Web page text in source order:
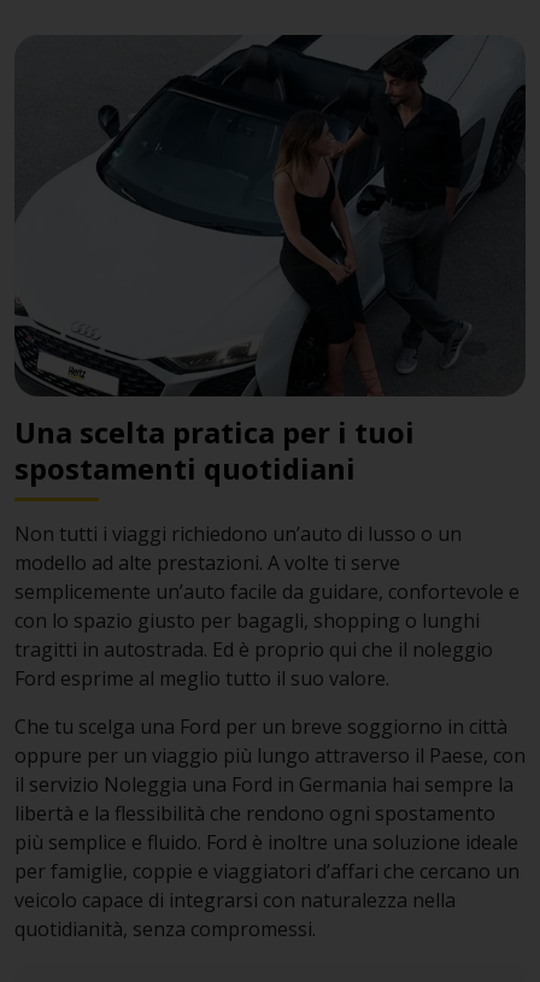
Una scelta pratica per i tuoi
spostamenti quotidiani
Non tutti i viaggi richiedono un’auto di lusso o un
modello ad alte prestazioni. A volte ti serve
semplicemente un’auto facile da guidare, confortevole e
con lo spazio giusto per bagagli, shopping o lunghi
tragitti in autostrada. Ed è proprio qui che il noleggio
Ford esprime al meglio tutto il suo valore.
Che tu scelga una Ford per un breve soggiorno in città
oppure per un viaggio più lungo attraverso il Paese, con
il servizio Noleggia una Ford in Germania hai sempre la
libertà e la flessibilità che rendono ogni spostamento
più semplice e fluido. Ford è inoltre una soluzione ideale
per famiglie, coppie e viaggiatori d’affari che cercano un
veicolo capace di integrarsi con naturalezza nella
quotidianità, senza compromessi.